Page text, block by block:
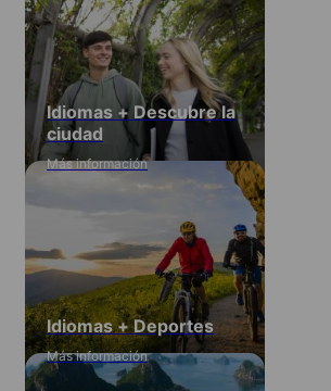
Idiomas + Descubre la
ciudad
Más información
Idiomas + Deportes
Más información